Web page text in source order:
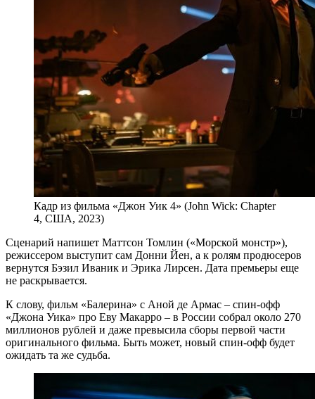
Кадр из фильма «Джон Уик 4» (John Wick: Chapter
4, США, 2023)
Сценарий напишет Маттсон Томлин («Морской монстр»),
режиссером выступит сам Донни Йен, а к ролям продюсеров
вернутся Бэзил Иваник и Эрика Лирсен. Дата премьеры еще
не раскрывается.
К слову, фильм «Балерина» с Аной де Армас – спин-офф
«Джона Уика» про Еву Макарро – в России собрал около 270
миллионов рублей и даже превысила сборы первой части
оригинального фильма. Быть может, новый спин-офф будет
ожидать та же судьба.